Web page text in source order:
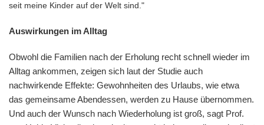
seit meine Kinder auf der Welt sind."
Auswirkungen im Alltag
Obwohl die Familien nach der Erholung recht schnell wieder im
Alltag ankommen, zeigen sich laut der Studie auch
nachwirkende Effekte: Gewohnheiten des Urlaubs, wie etwa
das gemeinsame Abendessen, werden zu Hause übernommen.
Und auch der Wunsch nach Wiederholung ist groß, sagt Prof.